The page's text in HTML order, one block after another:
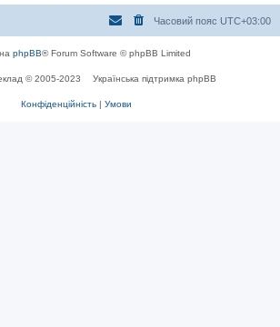
Часовий пояс UTC+03:00
phpBB® Forum Software © phpBB Limited
© 2005-2023 Українська підтримка phpBB
Конфіденційність | Умови